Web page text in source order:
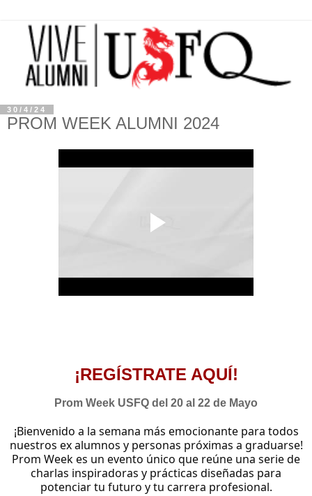
30/4/24
PROM WEEK ALUMNI 2024
¡REGÍSTRATE AQUÍ!
Prom Week USFQ del 20 al 22 de Mayo
¡Bienvenido a la semana más emocionante para todos
nuestros ex alumnos y personas próximas a graduarse!
Prom Week es un evento único que reúne una serie de
charlas inspiradoras y prácticas diseñadas para
potenciar tu futuro y tu carrera profesional.